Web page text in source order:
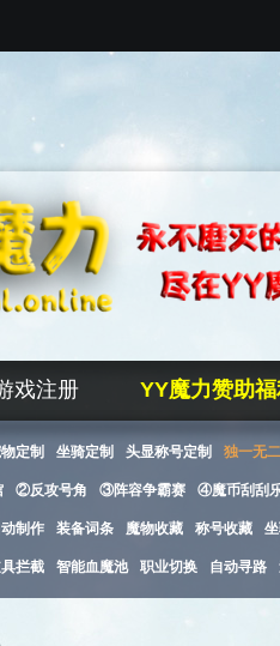
戏注册 YY魔力赞助福
定制 坐骑定制 头显称号定制 独一无
②反攻号角 ③阵容争霸赛 ④魔币刮刮
制作 装备词条 魔物收藏 称号收藏
拦截 智能血魔池 职业切换 自动寻路